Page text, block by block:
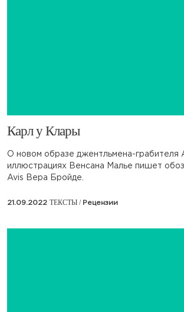
Карл у Клары
О новом образе джентльмена-грабителя
иллюстрациях Венсана Малье пишет
Avis Вера Бройде.
21.09.2022 ТЕКСТЫ / Рецензии